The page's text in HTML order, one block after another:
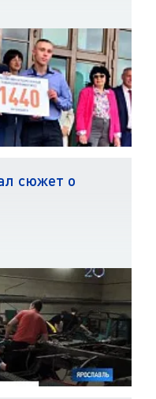
сюжет о